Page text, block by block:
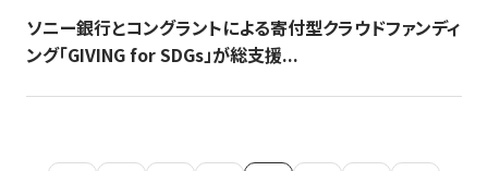
ソニー銀行とコングラントによる寄付型クラウドファンディ
ング「GIVING for SDGs」が総支援...